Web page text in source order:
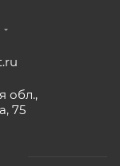
обл.,
75